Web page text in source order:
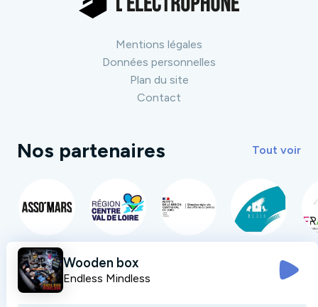
Mentions légales
Données personnelles
Plan du site
Contact
Nos partenaires Tout voir
Wooden box
Endless Mindless